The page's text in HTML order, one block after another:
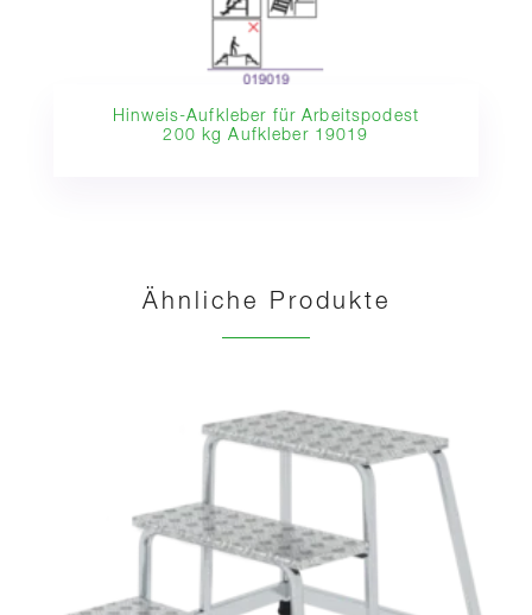
Hinweis-Aufkleber für Arbeitspodest
200 kg Aufkleber 19019
Ähnliche Produkte